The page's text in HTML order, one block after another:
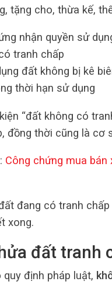
tặng cho, thừa kế,
nhận quyền sử
tranh chấp
đất không bị kê
thời hạn sử dụng
“đất không có
đồng thời cũng là
Công chứng mua bán
đang có tranh chấp
xong.
đất tranh
quy định pháp luật,